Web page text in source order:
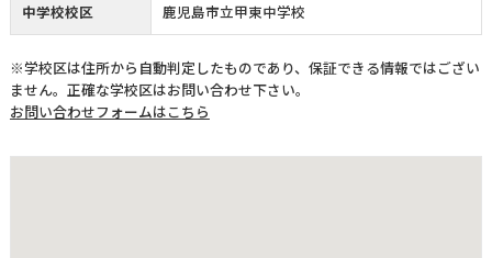
中学校校区 鹿児島市立甲東中学校
※学校区は住所から自動判定したものであり、保証できる情報ではござい
ません。正確な学校区はお問い合わせ下さい。
お問い合わせフォームはこちら